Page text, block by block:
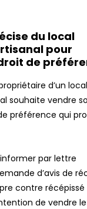
du local
pour
de
d’un local
souhaite vendre
préférence qui
par lettre
d’avis de
contre récépissé
de vendre